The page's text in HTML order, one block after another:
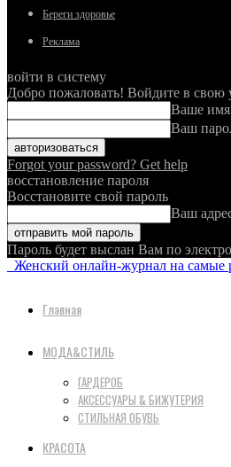
Береги здоровье
Реклама
войти в систему
Добро пожаловать! Войдите в свою
Ваше имя
Ваш
Forgot your password? Get help
восстановление пароля
Восстановите свой пароль
Ваш
Пароль будет выслан Вам по
Женский онлайн-журнал на самые
Главная
МОДА&СТИЛЬ
ГАРДЕРОБ
АКСЕССУАРЫ & БИЖУТЕРИЯ
СТИЛЬНАЯ ОБУВЬ
КРАСОТА